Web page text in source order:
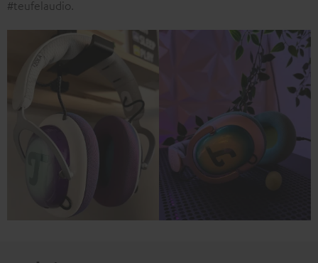
#teufelaudio.